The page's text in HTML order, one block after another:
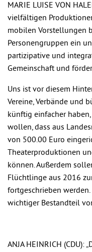
MARIE LUISE VON
vielfältigen
mobilen Vorstellungen
Personengruppen ein
partizipative und
Gemeinschaft und
Uns ist vor diesem
Vereine, Verbände und
künftig einfacher
wollen, dass aus
von 500.00 Euro
Theaterproduktionen
können. Außerdem
Flüchtlinge aus 2016
fortgeschrieben
wichtiger Bestandteil
ANJA HEINRICH (CDU):